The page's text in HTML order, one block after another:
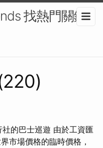
找熱門關鍵
的巴士巡遊 由於工資匯
市場價格的臨時價格，